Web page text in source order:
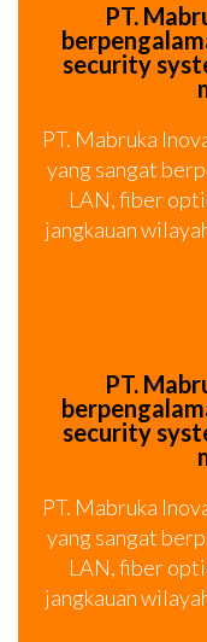
PT.
security
PT. Mabruka
yang sangat
LAN, fiber
jangkauan
PT.
security
PT. Mabruka
yang sangat
LAN, fiber
jangkauan